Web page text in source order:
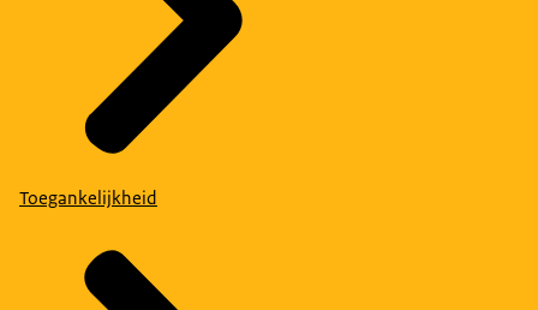
Toegankelijkheid